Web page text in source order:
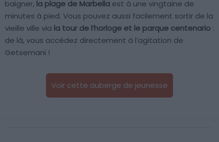
baigner, la plage de Marbella est à une vingtaine de
minutes à pied. Vous pouvez aussi facilement sortir de la
vieille ville via la tour de l’horloge et le parque centenario :
de là, vous accédez directement à l’agitation de
Getsemani !
Voir cette auberge de jeunesse